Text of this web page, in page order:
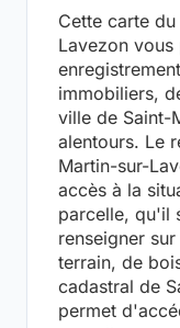
Cette carte
Lavezon
immobiliers,
ville de Saint-
alentours. Le
Martin-sur-
accès à la
parcelle, qu'il
renseigner
terrain, de
cadastral de
permet